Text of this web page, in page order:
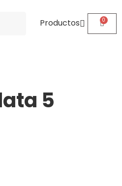
Productos
5